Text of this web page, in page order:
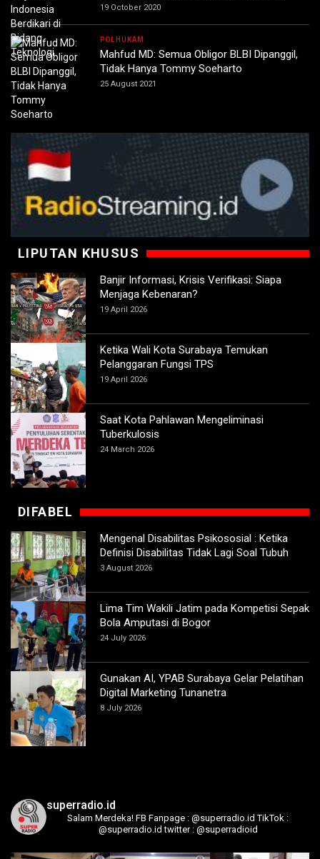
19 October 2020
POLHUKAM
Mahfud MD: Semua Obligor BLBI Dipanggil,
Tidak Hanya Tommy Soeharto
25 August 2021
LIPUTAN KHUSUS
Banjir Informasi, Krisis Verifikasi: Siapa
Menjaga Kebenaran?
19 April 2026
Ketika Wali Kota Surabaya Temukan
Pelanggaran Fungsi TPS
19 April 2026
Saat Kota Pahlawan Mengeliminasi
Tuberkulosis
24 March 2026
DIFABEL
Mengenal Disabilitas Psikososial : Ketika
Definisi Disabilitas Tidak Lagi Soal Tubuh
3 August 2026
Lima Tim Wakili Jatim pada Kompetisi Sepak
Bola Amputasi di Bogor
24 July 2026
Gunakan AI, YPAB Surabaya Gelar Pelatihan
Digital Marketing Tunanetra
8 July 2026
superradio.id
Salam Merdeka! FB Fanpage : @superradio.id TikTok :
@superradio.id twitter : @superradioid